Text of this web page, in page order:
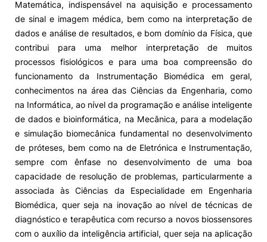
Matemática, indispensável na aquisição e processamento
de sinal e imagem médica, bem como na interpretação de
dados e análise de resultados, e bom domínio da Física, que
contribui para uma melhor interpretação de muitos
processos fisiológicos e para uma boa compreensão do
funcionamento da Instrumentação Biomédica em geral,
conhecimentos na área das Ciências da Engenharia, como
na Informática, ao nível da programação e análise inteligente
de dados e bioinformática, na Mecânica, para a modelação
e simulação biomecânica fundamental no desenvolvimento
de próteses, bem como na de Eletrónica e Instrumentação,
sempre com ênfase no desenvolvimento de uma boa
capacidade de resolução de problemas, particularmente a
associada às Ciências da Especialidade em Engenharia
Biomédica, quer seja na inovação ao nível de técnicas de
diagnóstico e terapêutica com recurso a novos biossensores
com o auxílio da inteligência artificial, quer seja na aplicação